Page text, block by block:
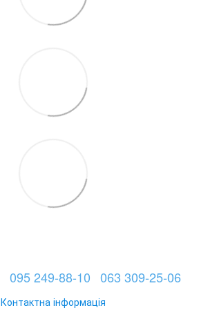
095 249-88-10 063 309-25-06
Контактна інформація